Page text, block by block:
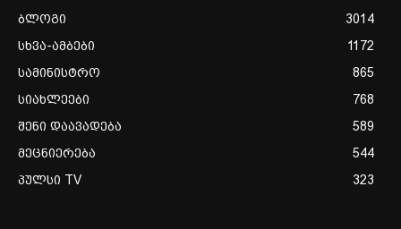
ბლოგი
3014
სხვა-ამბები
1172
სამინისტრო
865
სიახლეები
768
შენი დაავადება
589
მეცნიერება
544
პულსი TV
323